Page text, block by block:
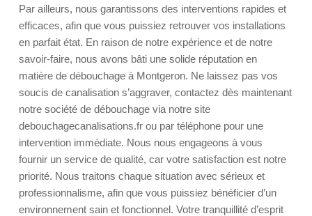
Par ailleurs, nous garantissons des interventions rapides et
efficaces, afin que vous puissiez retrouver vos installations
en parfait état. En raison de notre expérience et de notre
savoir-faire, nous avons bâti une solide réputation en
matière de débouchage à Montgeron. Ne laissez pas vos
soucis de canalisation s’aggraver, contactez dès maintenant
notre société de débouchage via notre site
debouchagecanalisations.fr ou par téléphone pour une
intervention immédiate. Nous nous engageons à vous
fournir un service de qualité, car votre satisfaction est notre
priorité. Nous traitons chaque situation avec sérieux et
professionnalisme, afin que vous puissiez bénéficier d’un
environnement sain et fonctionnel. Votre tranquillité d’esprit